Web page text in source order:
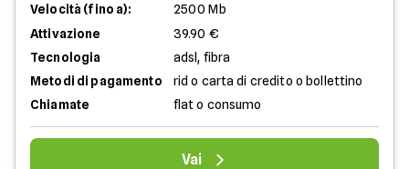
Velocità (fino a):
2500 Mb
Attivazione
39.90 €
Tecnologia
adsl, fibra
Metodi di pagamento
rid o carta di credito o bollettino
Chiamate
flat o consumo
Vai